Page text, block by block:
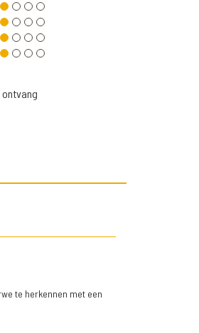
te herkennen met een